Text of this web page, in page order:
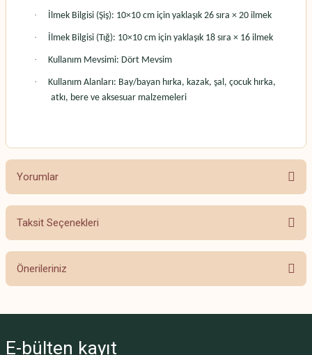
· İlmek Bilgisi (Şiş): 10×10 cm için yaklaşık 26 sıra × 20 ilmek
· İlmek Bilgisi (Tığ): 10×10 cm için yaklaşık 18 sıra × 16 ilmek
· Kullanım Mevsimi: Dört Mevsim
·
Kullanım Alanları: Bay/bayan hırka, kazak, şal, çocuk hırka,
atkı, bere ve aksesuar malzemeleri
Yorumlar
Bu ürüne ilk yorumu siz yapın!
Taksit Seçenekleri
Önerileriniz
Görüş ve önerileriniz için teşekkür ederiz.
E-bülten kayıt